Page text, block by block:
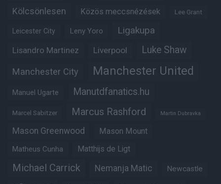
Kölcsönlesen Közös meccsnézések Lee Grant
Leicester City Leny Yoro Ligakupa
Lisandro Martinez Liverpool Luke Shaw
Manchester City Manchester United
Manuel Ugarte Manutdfanatics.hu
Marcel Sabitzer Marcus Rashford Martin Dubravka
Mason Greenwood Mason Mount
Matheus Cunha Matthijs de Ligt
Michael Carrick Nemanja Matic Newcastle